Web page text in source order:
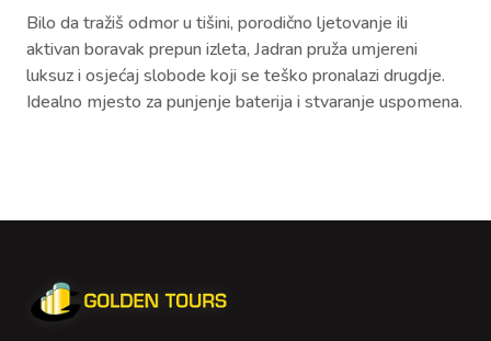
Bilo da tražiš odmor u tišini, porodično ljetovanje ili
aktivan boravak prepun izleta, Jadran pruža umjereni
luksuz i osjećaj slobode koji se teško pronalazi drugdje.
Idealno mjesto za punjenje baterija i stvaranje uspomena.